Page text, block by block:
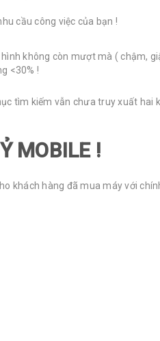
cầu công việc của bạn !
không còn mượt mà ( chậm,
<30% !
tìm kiếm vẫn chưa truy xuất
MOBILE !
khách hàng đã mua máy với